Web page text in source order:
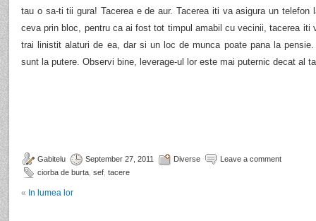
tau o sa-ti tii gura! Tacerea e de aur. Tacerea iti va asigura un
ceva prin bloc, pentru ca ai fost tot timpul amabil cu vecinii, tacerea iti
trai linistit alaturi de ea, dar si un loc de munca poate pana la
sunt la putere. Observi bine, leverage-ul lor este mai puternic decat al
Gabitelu September 27, 2011 Diverse
Leave a comment
ciorba de burta sef tacere
« In lumea lor